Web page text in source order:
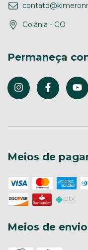
Goiânia - GO
Permaneça
Meios de
Meios de envio